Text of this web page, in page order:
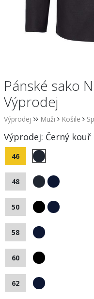
Pánské sako
Výprodej
Výprodej Muži Košile
Výprodej: Černý kouř
46
48
50
58
60
62